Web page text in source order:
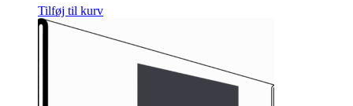
Tilføj til kurv